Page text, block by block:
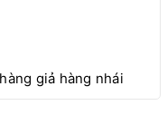
giả hàng nhái